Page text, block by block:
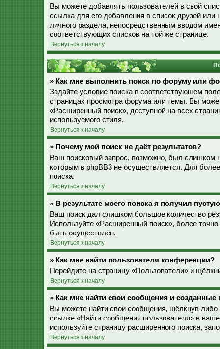
Вы можете добавлять пользователей в свой
ссылка для его добавления в список друзей или
личного раздела, непосредственным вводом
соответствующих списков на той же странице.
Вернуться к началу
» Как мне выполнить поиск по форуму или
Задайте условие поиска в соответствующем
страницах просмотра форума или темы. Вы
«Расширенный поиск», доступной на всех
используемого стиля.
Вернуться к началу
» Почему мой поиск не даёт результатов?
Ваш поисковый запрос, возможно, был слишком
которым в phpBB3 не осуществляется. Для
поиска.
Вернуться к началу
» В результате моего поиска я получил
Ваш поиск дал слишком большое количество
Используйте «Расширенный поиск», более
быть осуществлён.
Вернуться к началу
» Как мне найти пользователя конференции?
Перейдите на страницу «Пользователи» и
Вернуться к началу
» Как мне найти свои сообщения и
Вы можете найти свои сообщения, щёлкнув
ссылке «Найти сообщения пользователя» в
используйте страницу расширенного поиска,
Вернуться к началу